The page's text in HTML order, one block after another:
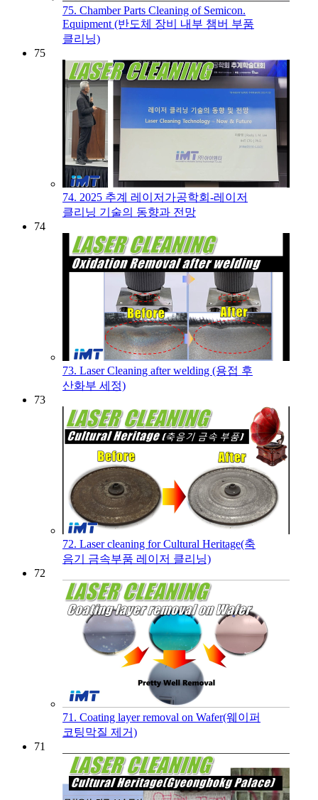
75. Chamber Parts Cleaning of Semicon.
Equipment (반도체 장비 내부 챔버 부품
클리닝)
75
74. 2025 추계 레이저가공학회-레이저
클리닝 기술의 동향과 전망
74
73. Laser Cleaning after welding (용접 후
산화부 세정)
73
72. Laser cleaning for Cultural Heritage(축
음기 금속부품 레이저 클리닝)
72
71. Coating layer removal on Wafer(웨이퍼
코팅막질 제거)
71